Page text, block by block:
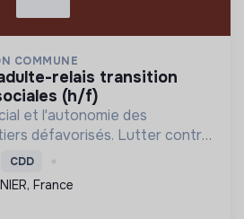
COMMUNE
(h/f)
et l'autonomie des
défavorisés. Lutter contre
services et activités pour
seniors, avec un accent sur
CDD
France